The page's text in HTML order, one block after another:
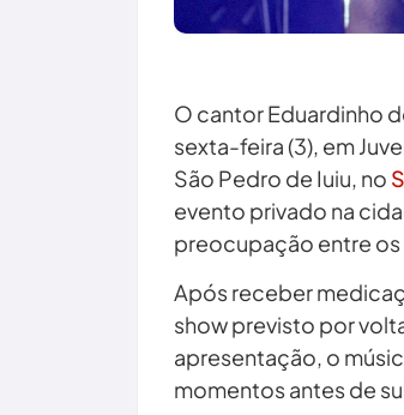
O cantor Eduardinho
sexta-feira (3), em
São Pedro de Iuiu, no
evento privado na
preocupação entre os
Após receber
show previsto por
apresentação, o
momentos antes de